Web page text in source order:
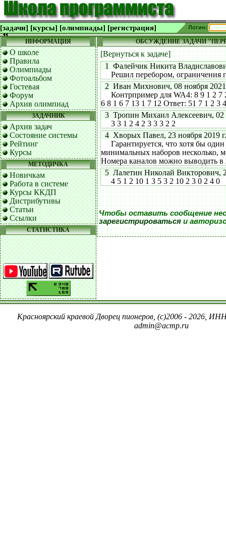
[задачи] [курсы] [олимпиады] [регистрация] Логин:
ИНФОРМАЦИЯ
О школе
Правила
Олимпиады
Фотоальбом
Гостевая
Форум
Архив олимпиад
ЗАДАЧНИК
Архив задач
Состояние системы
Рейтинг
Курсы
МЕТОДИЧКА
Новичкам
Работа в системе
Курсы ККДП
Дистрибутивы
Статьи
Ссылки
СТАТИСТИКА
ОБСУЖДЕНИЕ ЗАДАЧИ
[Вернуться к задаче]
1 Фалейчик Никита
Решил перебором, ограничения
2 Иван Михнович, 08 ноября 2021
Контрпример для WA4: 8 9 1 2 7
6 8 1 6 7 13 1 7 12 Ответ: 51 7 1 2 3
3 Тропин Михаил Алексеевич, 02
3 3 1 2 4 2 3 3 3 2 2
4 Хворых Павел, 23 ноября 2019
Гарантируется, что хотя бы один
минимальных наборов несколько,
Номера каналов можно выводить
5 Лалетин Николай Викторович,
4 5 1 2 10 1 3 5 3 2 10 2 3 0 2 4 0
Чтобы оставить сообщение
зарегистрироватьсяи
Красноярский краевой Дворец пионеров, (c)2006 - 2026,
admin@acmp.ru